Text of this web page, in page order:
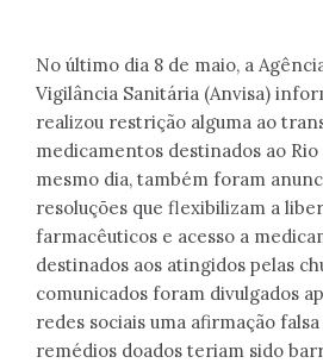
No último dia 8 de maio, a
Vigilância Sanitária (Anvisa)
realizou restrição alguma ao
medicamentos destinados ao
mesmo dia, também foram
resoluções que flexibilizam a
farmacêuticos e acesso a
destinados aos atingidos pelas
comunicados foram divulgados
redes sociais uma afirmação
remédios doados teriam sido